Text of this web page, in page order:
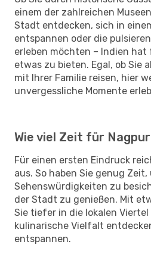
einem der zahlreichen
Stadt entdecken, sich in
entspannen oder die
erleben möchten – Indien hat
etwas zu bieten. Egal, ob Sie
mit Ihrer Familie reisen, hier
unvergessliche Momente
Wie viel Zeit für
Für einen ersten Eindruck
aus. So haben Sie genug
Sehenswürdigkeiten zu
der Stadt zu genießen. Mit
Sie tiefer in die lokalen
kulinarische Vielfalt
entspannen.